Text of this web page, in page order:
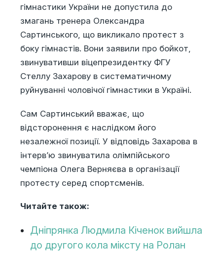
гімнастики України не допустила до
змагань тренера Олександра
Сартинського, що викликало протест з
боку гімнастів. Вони заявили про бойкот,
звинувативши віцепрезидентку ФГУ
Стеллу Захарову в систематичному
руйнуванні чоловічої гімнастики в Україні.
Сам Сартинський вважає, що
відсторонення є наслідком його
незалежної позиції. У відповідь Захарова в
інтерв’ю звинуватила олімпійського
чемпіона Олега Верняєва в організації
протесту серед спортсменів.
Читайте також:
Дніпрянка Людмила Кіченок вийшла
до другого кола міксту на Ролан